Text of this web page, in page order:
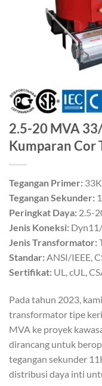
2.5-20 MVA
Kumparan Cor
Tegangan Primer:
Tegangan Sekunder:
Peringkat Daya: 2.5-
Jenis Koneksi:
Jenis Transformator:
Standar:ANSI/IEEE,
Sertifikat: UL, cUL,
Pada tahun 2023,
transformator tipe
MVA ke proyek
dirancang untuk
tegangan sekunder
distribusi daya inti